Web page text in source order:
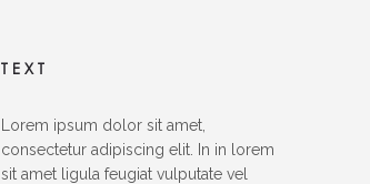
TEXT
Lorem ipsum dolor sit amet,
consectetur adipiscing elit. In in lorem
sit amet ligula feugiat vulputate vel